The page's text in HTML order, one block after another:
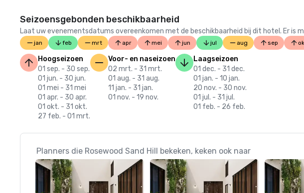
Seizoensgebonden beschikbaarheid
Laat uw evenementsdatums overeenkomen met de beschikbaarheid bij dit hotel. Er is
jan feb mrt apr mei jun jul aug sep
Hoogseizoen
01 sep. - 30 sep.
01 jun. - 30 jun.
01 mei - 31 mei
01 apr. - 30 apr.
01 okt. - 31 okt.
27 feb. - 01 mrt.
Voor- en naseizoen
02 mrt. - 31 mrt.
01 aug. - 31 aug.
11 jan. - 31 jan.
01 nov. - 19 nov.
Laagseizoen
01 dec. - 31 dec.
01 jan. - 10 jan.
20 nov. - 30 nov.
01 jul. - 31 jul.
01 feb. - 26 feb.
Planners die Rosewood Sand Hill bekeken, keken ook naar